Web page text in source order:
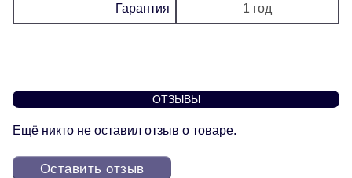
Гарантия 1 год
ОТЗЫВЫ
Ещё никто не оставил отзыв о товаре.
Оставить отзыв